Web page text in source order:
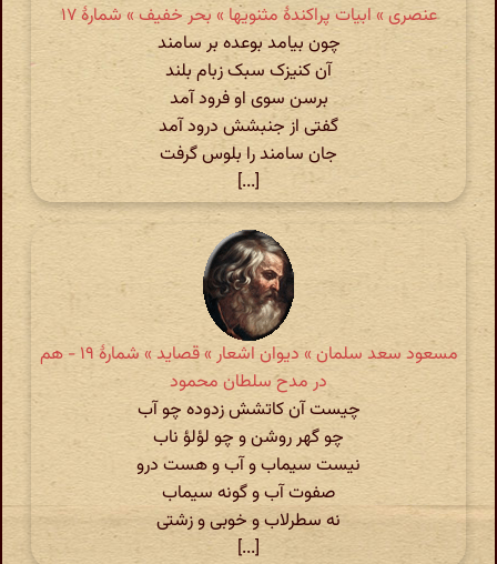
عنصری » ابیات پراکندهٔ مثنویها » بحر خفیف » شمارهٔ ۱۷
چون بیامد بوعده بر سامند
آن کنیزک سبک زبام بلند
برسن سوی او فرود آمد
گفتی از جنبشش درود آمد
جان سامند را بلوس گرفت
[...]
مسعود سعد سلمان » دیوان اشعار » قصاید » شمارهٔ ۱۹ - هم
در مدح سلطان محمود
چیست آن کاتشش زدوده چو آب
چو گهر روشن و چو لؤلؤ ناب
نیست سیماب و آب و هست درو
صفوت آب و گونه سیماب
نه سطرلاب و خوبی و زشتی
[...]